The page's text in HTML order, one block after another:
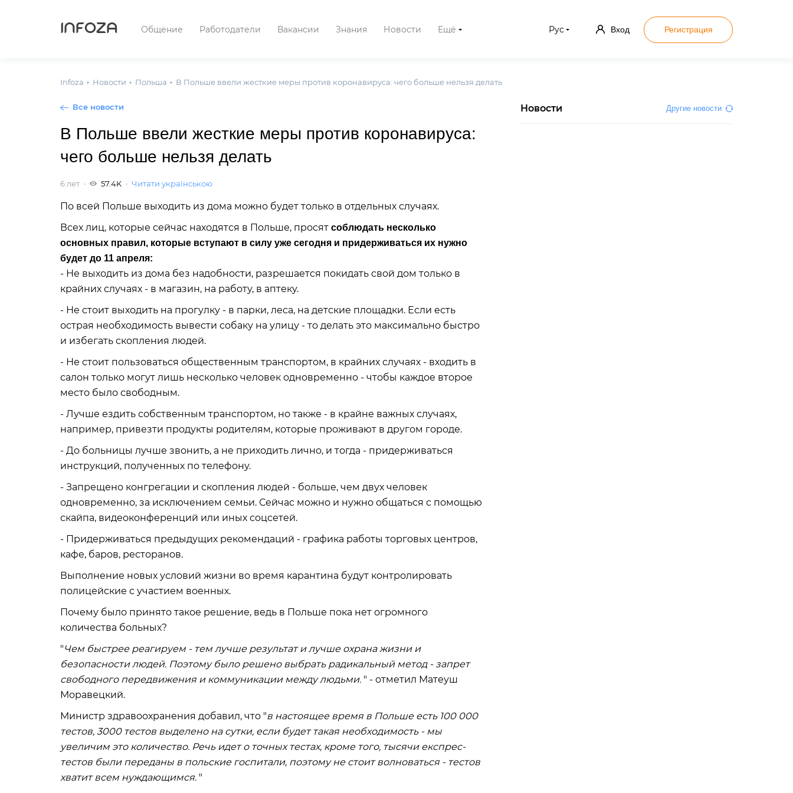
INFOZA Общение Работодатели Вакансии Знания Новости Ещё Рус Вход Регистрация
Infoza Новости Польша В Польше ввели жесткие меры против коронавируса: чего больше нельзя делать
Все новости
В Польше ввели жесткие меры против коронавируса:
чего больше нельзя делать
6 лет 57.4K Читати українською
По всей Польше выходить из дома можно будет только в отдельных случаях.
Всех лиц, которые сейчас находятся в Польше, просят соблюдать несколько
основных правил, которые вступают в силу уже сегодня и придерживаться их нужно
будет до 11 апреля:
- Не выходить из дома без надобности, разрешается покидать свой дом только в
крайних случаях - в магазин, на работу, в аптеку.
- Не стоит выходить на прогулку - в парки, леса, на детские площадки. Если есть
острая необходимость вывести собаку на улицу - то делать это максимально быстро
и избегать скопления людей.
- Не стоит пользоваться общественным транспортом, в крайних случаях - входить в
салон только могут лишь несколько человек одновременно - чтобы каждое второе
место было свободным.
- Лучше ездить собственным транспортом, но также - в крайне важных случаях,
например, привезти продукты родителям, которые проживают в другом городе.
- До больницы лучше звонить, а не приходить лично, и тогда - придерживаться
инструкций, полученных по телефону.
- Запрещено конгрегации и скопления людей - больше, чем двух человек
одновременно, за исключением семьи. Сейчас можно и нужно общаться с помощью
скайпа, видеоконференций или иных соцсетей.
- Придерживаться предыдущих рекомендаций - графика работы торговых центров,
кафе, баров, ресторанов.
Выполнение новых условий жизни во время карантина будут контролировать
полицейские с участием военных.
Почему было принято такое решение, ведь в Польше пока нет огромного
количества больных?
"Чем быстрее реагируем - тем лучше результат и лучше охрана жизни и
безопасности людей. Поэтому было решено выбрать радикальный метод - запрет
свободного передвижения и коммуникации между людьми. " - отметил Матеуш
Моравецкий.
Министр здравоохранения добавил, что "в настоящее время в Польше есть 100 000
тестов, 3000 тестов выделено на сутки, если будет такая необходимость - мы
увеличим это количество. Речь идет о точных тестах, кроме того, тысячи експрес-
тестов были переданы в польские госпитали, поэтому не стоит волноваться - тестов
хватит всем нуждающимся. "
Новости Другие новости